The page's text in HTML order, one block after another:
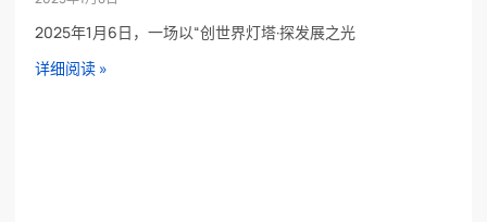
2025年1月6日，一场以“创世界灯塔·探发展之光
详细阅读 »